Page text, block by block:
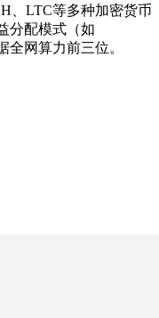
、LTC等多种加密货币
分配模式（如
全网算力前三位。